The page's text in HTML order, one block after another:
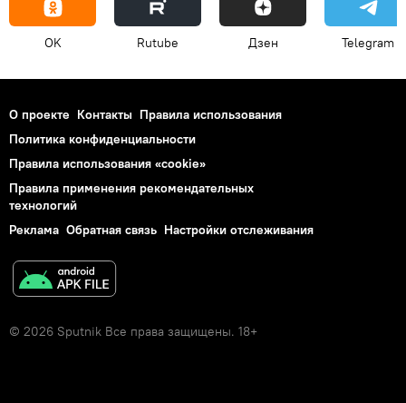
OK Rutube Дзен Telegram
О проекте Контакты Правила использования
Политика конфиденциальности
Правила использования «cookie»
Правила применения рекомендательных
технологий
Реклама Обратная связь Настройки отслеживания
© 2026 Sputnik Все права защищены. 18+